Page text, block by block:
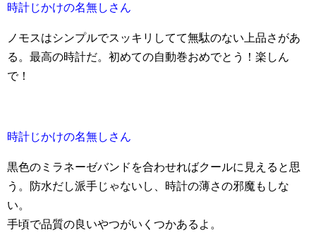
時計じかけの名無しさん
ノモスはシンプルでスッキリしてて無駄のない上品さがあ
る。最高の時計だ。初めての自動巻おめでとう！楽しん
で！
時計じかけの名無しさん
黒色のミラネーゼバンドを合わせればクールに見えると思
う。防水だし派手じゃないし、時計の薄さの邪魔もしな
い。
手頃で品質の良いやつがいくつかあるよ。